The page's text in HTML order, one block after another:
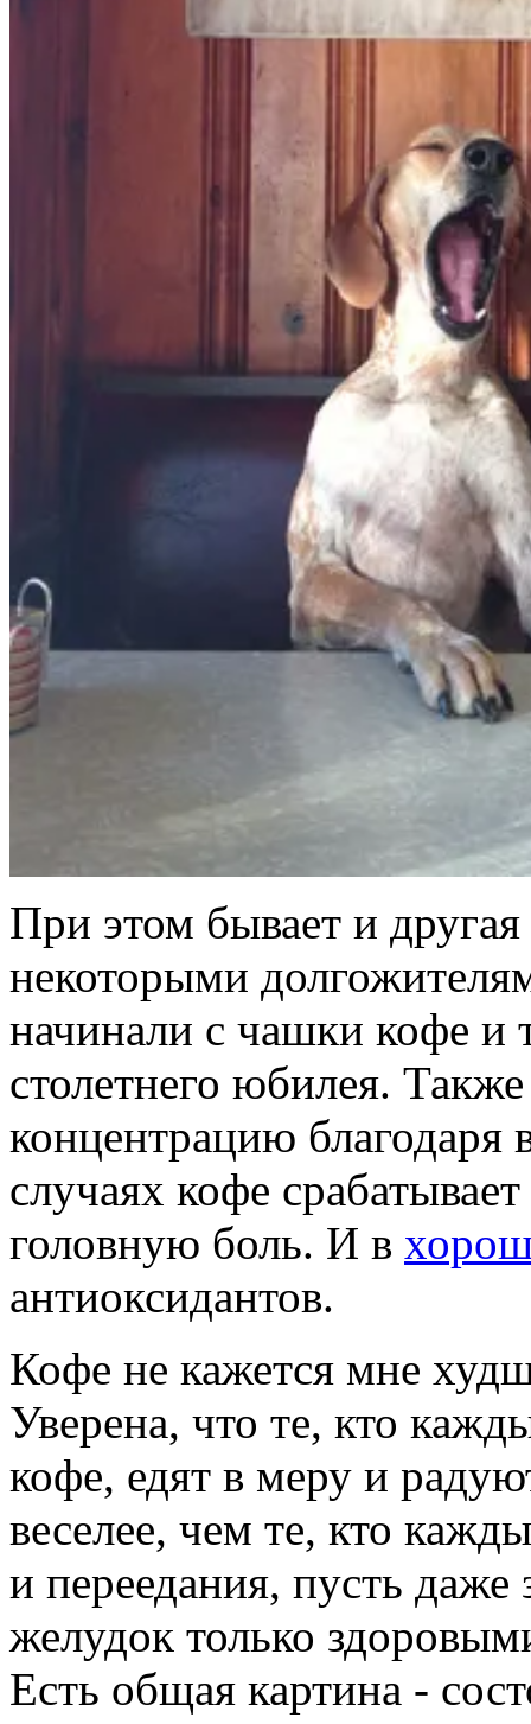
При этом бывает и
некоторыми
начинали с чашки кофе и
столетнего юбилея.
концентрацию
случаях кофе
головную боль. И в
антиоксидантов.
Кофе не кажется мне
Уверена, что те, кто
кофе, едят в меру и
веселее, чем те, кто
и переедания, пусть даже
желудок только
Есть общая картина -